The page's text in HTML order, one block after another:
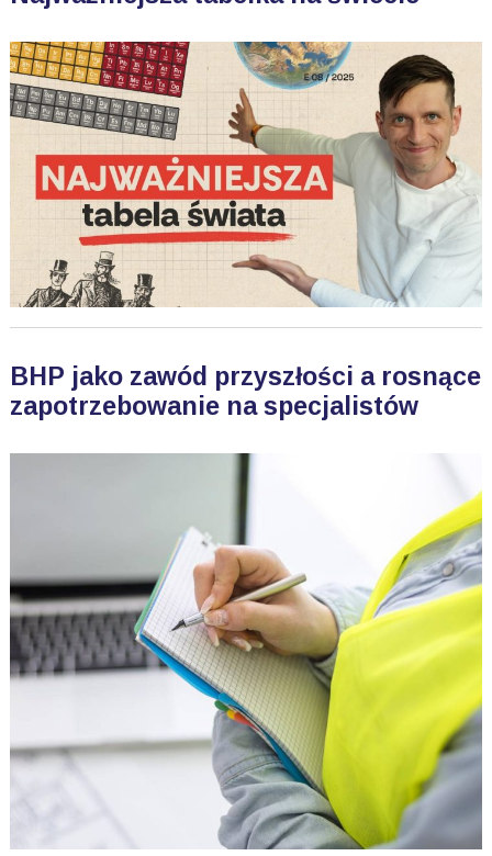
BHP jako zawód przyszłości a rosnące
zapotrzebowanie na specjalistów